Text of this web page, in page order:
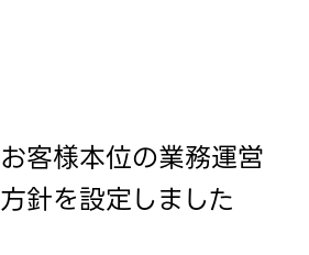
お客様本位の業務運営
方針を設定しました